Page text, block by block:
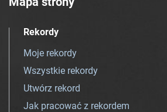
Rekordy
Moje rekordy
Wszystkie rekordy
Utwórz rekord
Jak pracować z rekordem